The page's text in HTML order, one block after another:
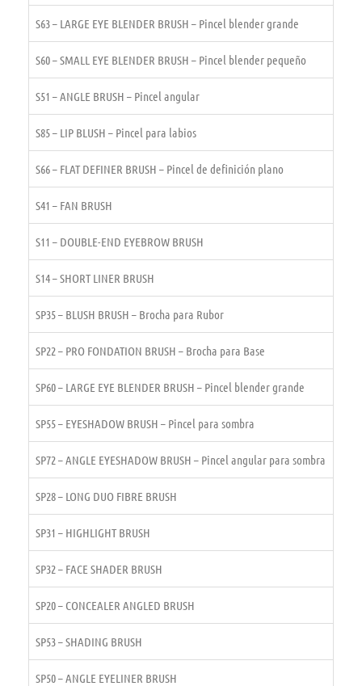
S63 – LARGE EYE BLENDER BRUSH – Pincel blender grande
S60 – SMALL EYE BLENDER BRUSH – Pincel blender pequeño
S51 – ANGLE BRUSH – Pincel angular
S85 – LIP BLUSH – Pincel para labios
S66 – FLAT DEFINER BRUSH – Pincel de definición plano
S41 – FAN BRUSH
S11 – DOUBLE-END EYEBROW BRUSH
S14 – SHORT LINER BRUSH
SP35 – BLUSH BRUSH – Brocha para Rubor
SP22 – PRO FONDATION BRUSH – Brocha para Base
SP60 – LARGE EYE BLENDER BRUSH – Pincel blender grande
SP55 – EYESHADOW BRUSH – Pincel para sombra
SP72 – ANGLE EYESHADOW BRUSH – Pincel angular para sombra
SP28 – LONG DUO FIBRE BRUSH
SP31 – HIGHLIGHT BRUSH
SP32 – FACE SHADER BRUSH
SP20 – CONCEALER ANGLED BRUSH
SP53 – SHADING BRUSH
SP50 – ANGLE EYELINER BRUSH